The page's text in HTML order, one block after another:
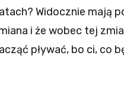
Widocznie mają
i że wobec tej
pływać, bo ci, co